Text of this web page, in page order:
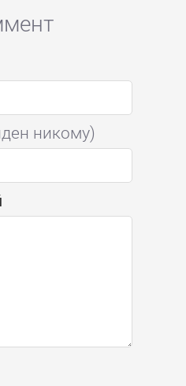
никому)